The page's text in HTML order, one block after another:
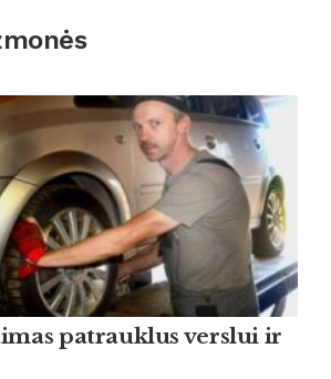
patrauklus verslui ir